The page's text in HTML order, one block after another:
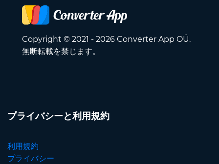
Copyright © 2021 - 2026 Converter App OÜ.
無断転載を禁じます。
プライバシーと利用規約
利用規約
プライバシー